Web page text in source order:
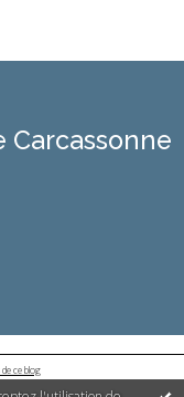
Carcassonne
de ce blog